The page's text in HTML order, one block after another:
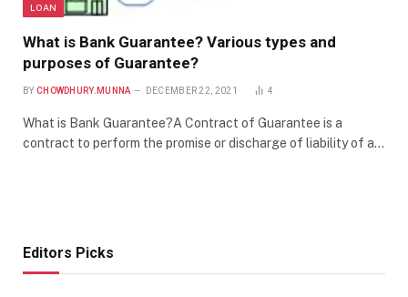
LOAN
What is Bank Guarantee? Various types and
purposes of Guarantee?
BY CHOWDHURY.MUNNA DECEMBER 22, 2021 4
What is Bank Guarantee?A Contract of Guarantee is a
contract to perform the promise or discharge of liability of a…
Editors Picks